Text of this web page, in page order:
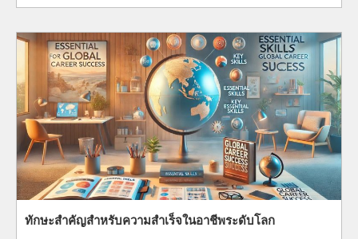
ทักษะสำคัญสำหรับความสำเร็จในอาชีพระดับโลก